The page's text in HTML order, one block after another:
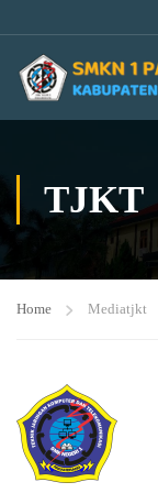
TJKT
Home Mediatjkt